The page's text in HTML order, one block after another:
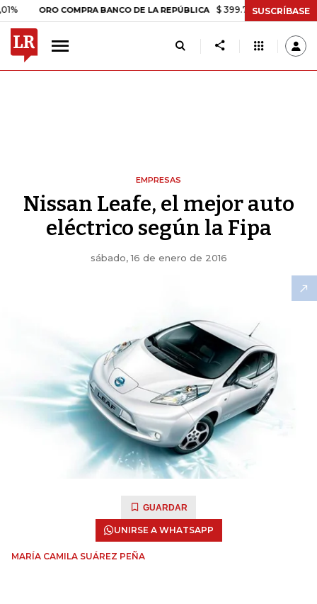
ORO COMPRA BANCO DE LA REPÚBLICA $ 399.745,16 +$ 2.295,71
SUSCRÍBASE
EMPRESAS
Nissan Leafe, el mejor auto
eléctrico según la Fipa
sábado, 16 de enero de 2016
GUARDAR
UNIRSE A WHATSAPP
MARÍA CAMILA SUÁREZ PEÑA